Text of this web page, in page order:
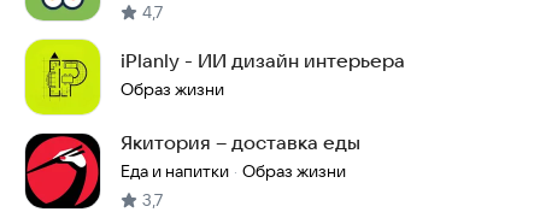
4,7
iPlanly - ИИ дизайн интерьера
Образ жизни
Якитория – доставка еды
Еда и напитки · Образ жизни
3,7